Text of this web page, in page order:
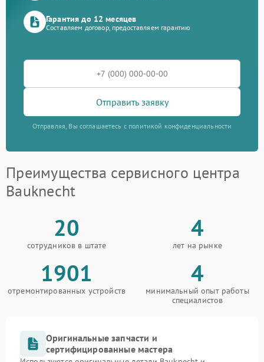
Гарантия до 12 месяцев
Составляем договор, предоставляем гарантию
Отправить заявку
Отправляя, Вы соглашаетесь с политикой конфиденциальности
Преимущества сервисного центра
Bauknecht
20
сотрудников в штате
4
лет на рынке
1901
отремонтированных устройств
4
минимальный опыт работы
специалистов
Оригинальные запчасти и
сертифицированные мастера